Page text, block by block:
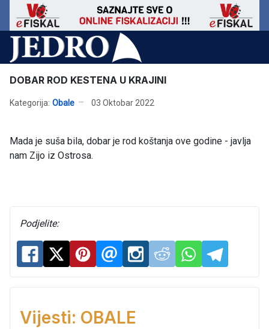
DOBAR ROD KESTENA U KRAJINI
Kategorija: Obale 03 Oktobar 2022
Mada je suša bila, dobar je rod koštanja ove godine - javlja
nam Zijo iz Ostrosa.
Podjelite:
Vijesti: OBALE